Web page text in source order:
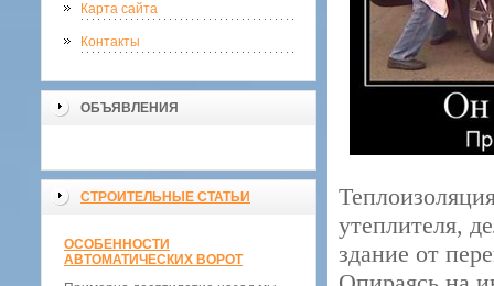
Карта сайта
Контакты
ОБЪЯВЛЕНИЯ
СТРОИТЕЛЬНЫЕ СТАТЬИ
ОСОБЕННОСТИ
АВТОМАТИЧЕСКИХ ВОРОТ
утеплителя,
здание от